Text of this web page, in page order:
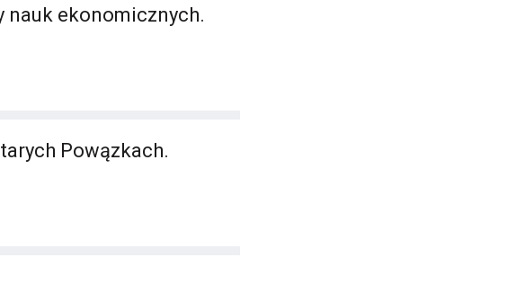
ekonomicznych.
Powązkach.